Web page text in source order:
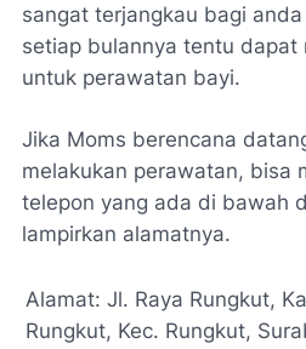
sangat terjangkau bagi
setiap bulannya tentu dapat
untuk perawatan bayi.
Jika Moms berencana
melakukan perawatan, bisa
telepon yang ada di bawah
lampirkan alamatnya.
Alamat: Jl. Raya Rungkut,
Rungkut, Kec. Rungkut,